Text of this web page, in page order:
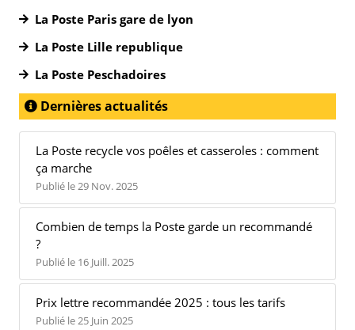
La Poste Paris gare de lyon
La Poste Lille republique
La Poste Peschadoires
Dernières actualités
La Poste recycle vos poêles et casseroles : comment
ça marche
Publié le 29 Nov. 2025
Combien de temps la Poste garde un recommandé
?
Publié le 16 Juill. 2025
Prix lettre recommandée 2025 : tous les tarifs
Publié le 25 Juin 2025